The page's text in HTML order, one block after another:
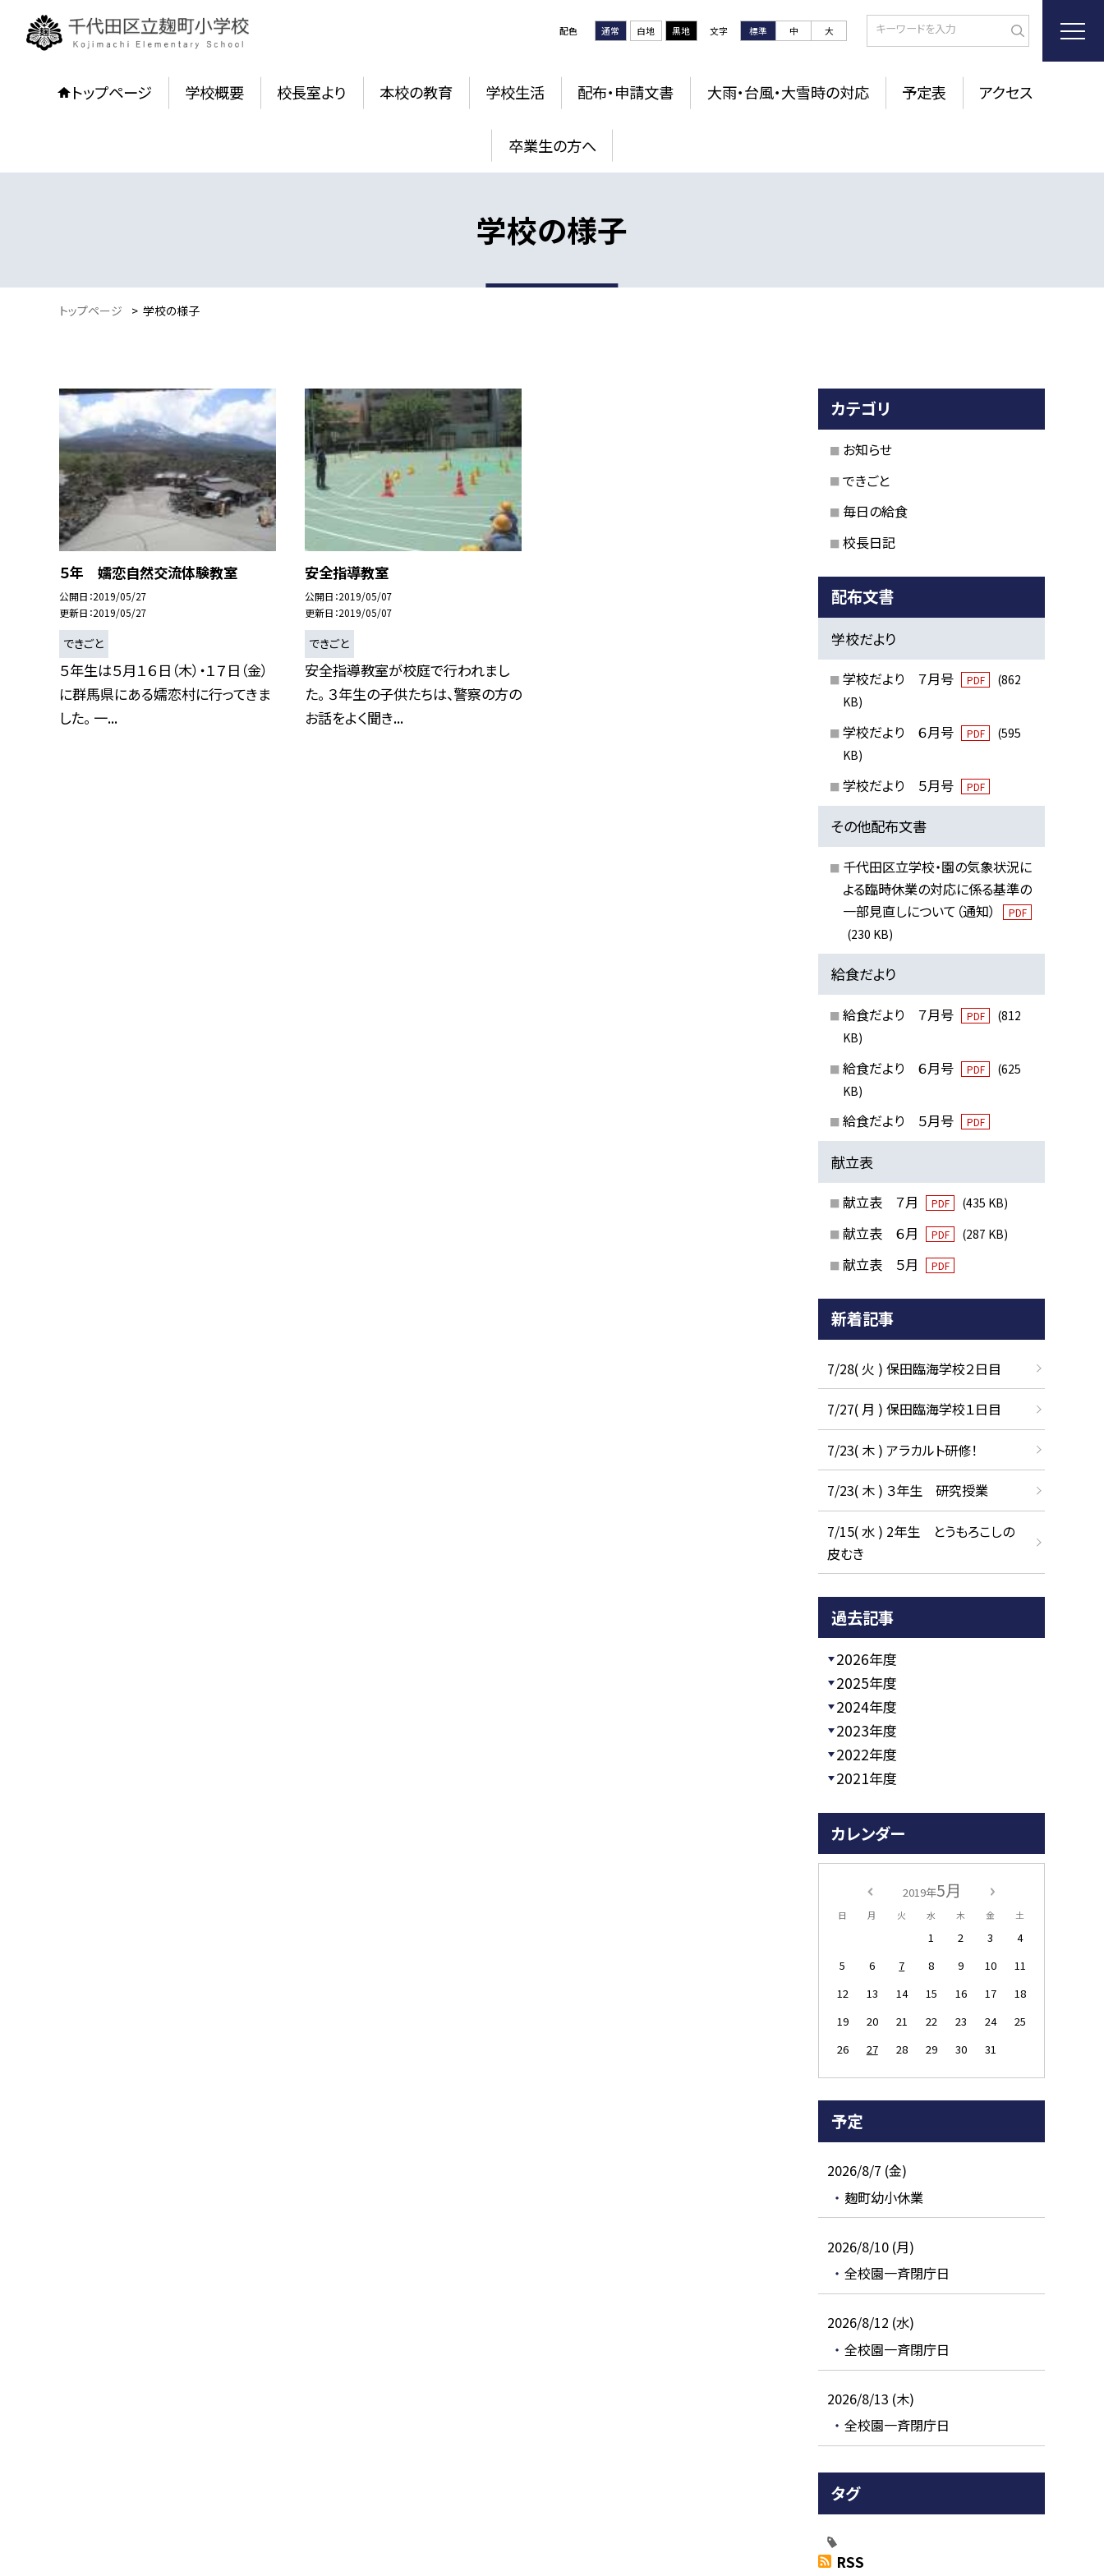
配色 通常 白地 黒地 文字 標準 中 大
トップページ 学校概要 校長室より 本校の教育 学校生活 配布・申請文書 大雨・台風・大雪時の対応 予定表 アクセス
卒業生の方へ
学校の様子
トップページ > 学校の様子
５年 嬬恋自然交流体験教室
公開日 2019/05/27
更新日 2019/05/27
できごと
５年生は５月１６日（木）・１７日（金）
に群馬県にある嬬恋村に行ってきま
した。 一...
安全指導教室
公開日 2019/05/07
更新日 2019/05/07
できごと
安全指導教室が校庭で行われまし
た。 ３年生の子供たちは、警察の方の
お話をよく聞き...
カテゴリ
お知らせ
できごと
毎日の給食
校長日記
配布文書
学校だより
学校だより ７月号 PDF
(862
KB)
学校だより ６月号 PDF
(595
KB)
学校だより ５月号 PDF
その他配布文書
千代田区立学校・園の気象状況に
よる臨時休業の対応に係る基準の
一部見直しについて（通知）
PDF
(230 KB)
給食だより
給食だより ７月号 PDF
(812
KB)
給食だより ６月号 PDF
(625
KB)
給食だより ５月号 PDF
献立表
献立表 ７月 PDF (435 KB)
献立表 ６月 PDF (287 KB)
献立表 ５月 PDF
新着記事
7/28( 火 ) 保田臨海学校２日目
7/27( 月 ) 保田臨海学校１日目
7/23( 木 ) アラカルト研修！
7/23( 木 ) ３年生 研究授業
7/15( 水 ) 2年生 とうもろこしの
皮むき
過去記事
2026年度
2025年度
2024年度
2023年度
2022年度
2021年度
カレンダー
2019年5月
日 月 火 水 木 金 土
1 2 3
4
5
6 7 8 9 10
11
12
13 14 15 16 17
18
19
20 21 22 23 24
25
26
27 28 29 30 31
予定
2026/8/7 (金)
麹町幼小休業
2026/8/10 (月)
全校園一斉閉庁日
2026/8/12 (水)
全校園一斉閉庁日
2026/8/13 (木)
全校園一斉閉庁日
タグ
RSS